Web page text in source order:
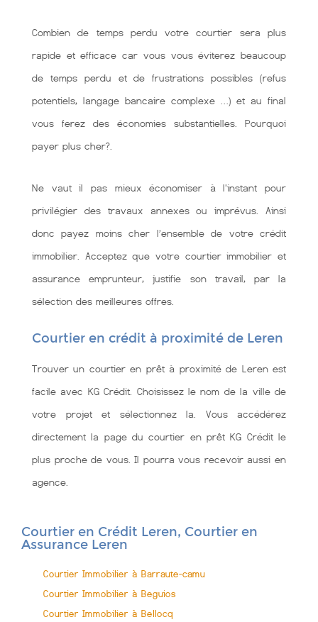
Combien de temps perdu votre courtier sera plus
rapide et efficace car vous vous éviterez beaucoup
de temps perdu et de frustrations possibles (refus
potentiels, langage bancaire complexe …) et au final
vous ferez des économies substantielles. Pourquoi
payer plus cher?.
Ne vaut il pas mieux économiser à l'instant pour
privilégier des travaux annexes ou imprévus. Ainsi
donc payez moins cher l’ensemble de votre crédit
immobilier. Acceptez que votre courtier immobilier et
assurance emprunteur, justifie son travail, par la
sélection des meilleures offres.
Courtier en crédit à proximité de Leren
Trouver un courtier en prêt à proximité de Leren est
facile avec KG Crédit. Choisissez le nom de la ville de
votre projet et sélectionnez la. Vous accédérez
directement la page du courtier en prêt KG Crédit le
plus proche de vous. Il pourra vous recevoir aussi en
agence.
Courtier en Crédit Leren, Courtier en
Assurance Leren
Courtier Immobilier à Barraute-camu
Courtier Immobilier à Beguios
Courtier Immobilier à Bellocq